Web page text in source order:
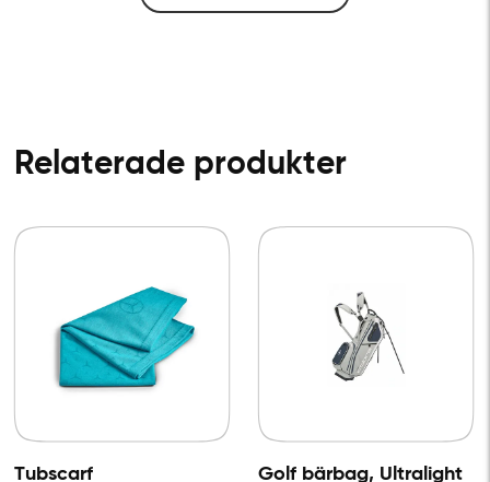
Relaterade produkter
Tubscarf
Golf bärbag, Ultralight